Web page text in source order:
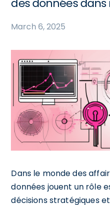
des données
March 6, 2025
Dans le monde des
données jouent un rôle
décisions stratégiques